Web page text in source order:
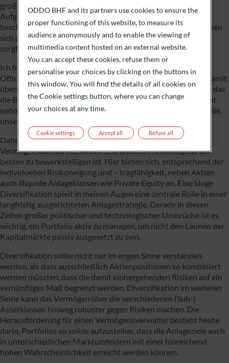
großen europäischen Unternehmerfamilie in immer neue
Aufgaben in der Vermögensverwaltung gewachsen. Dabei
beschäftigt mich mehr und mehr eine zentrale Frage: Wie lassen
sich das Streben nach einer angemessenen Rendite und ein
sorgfältiger Umgang mit Risiken in Einklang bringen?
Ich freue mich auf meine neue Aufgabe als Chief Investment
Officer bei ODDO BHF, die ich am 1. Juni angetreten habe. Damit
übernehme ich eine große Verantwortung für das Vermögen, das
die Bank als Treuhänder ihrer Kunden betreut. Dieses Mandat
nehme ich mit großer Dankbarkeit für das Vertrauen an, das Sie,
unsere Kunden, dieser Bank schenken.
Dabei leitet mich die Überzeugung, dass langfristig ein
Vermögensaufbau mit Aktien und anderem Risikokapital am
besten zu bewerkstelligen ist. Hier bieten sich, entsprechend der
individuellen Risikoneigung und – tragfähigkeit, neben Aktien
auch illiquide Anlageklassen wie Private Equity an. Eine kluge
Diversifikation spielt in meinen Augen eine zentrale Rolle in einer
langfristig ausgerichteten Anlagestrategie. Gerade in diesen
Zeiten großer politischer und technologischer Umbrüche ist es
wichtig, ein Portfolio aktiv zu managen, um nicht den Launen der
Kapitalmärkte passiv ausgesetzt zu sein.
Diversifikation sollte nicht nur im engen Sinne verstanden
werden, als dass ausschließlich Aktienpositionen so kombiniert
werden müssten, dass die damit einhergehenden Risiken auf ein
vernünftiges Maß begrenzt werden. Diversifikation im weiteren
Sinne kann das Vermögen über die verschiedenen (Sub-)
Assetklassen hinweg robuster gegen Risiken machen. Die
Herausforderung für einen Vermögensverwalter besteht heute
darin, Portfolios so solide aufzustellen, dass die Anlageziele auch
in unterschiedlichen Marktumfeldern mit einer hinreichend
hohen Wahrscheinlichkeit erreicht werden können.
ODDO BHF and its partners use cookies to ensure the
proper functioning of this website, to measure its
audience anonymously and to enable the viewing of
multimedia content hosted on an external website.
You can accept these cookies, refuse them or
personalise your choices by clicking on the buttons in
this window. You will find the details of all cookies on
the Cookie settings button, where you can change
your choices at any time.
Cookie settings Refuse all
Accept all